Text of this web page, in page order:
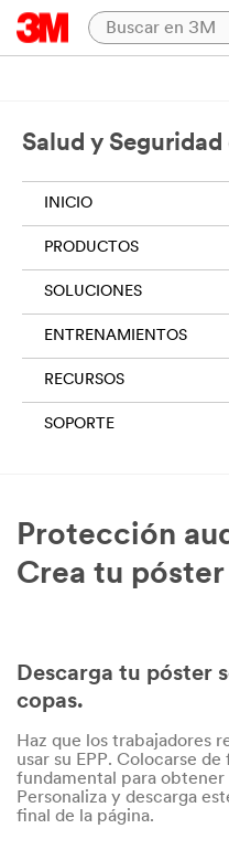
Salud y
INICIO
PRODUCTOS
SOLUCIONES
ENTRENAMIENTOS
RECURSOS
SOPORTE
Protección
Crea tu
Descarga tu póster
copas.
Haz que los trabajadores
usar su EPP. Colocarse
fundamental para obtener
Personaliza y descarga
final de la página.